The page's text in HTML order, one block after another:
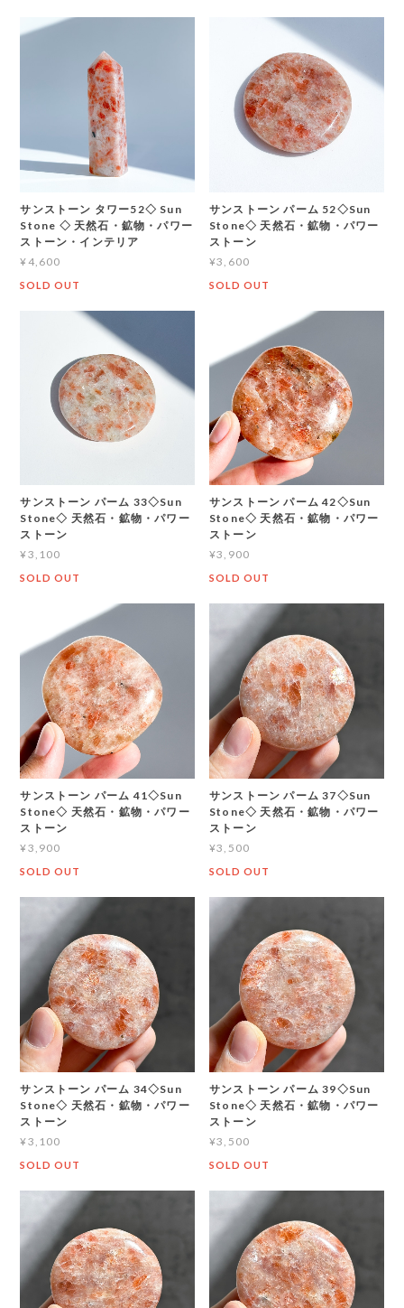
サンストーン タワー52◇ Sun
Stone ◇ 天然石・鉱物・パワー
ストーン・インテリア
¥4,600
SOLD OUT
サンストーン パーム 52◇Sun
Stone◇ 天然石・鉱物・パワー
ストーン
¥3,600
SOLD OUT
サンストーン パーム 33◇Sun
Stone◇ 天然石・鉱物・パワー
ストーン
¥3,100
SOLD OUT
サンストーン パーム 42◇Sun
Stone◇ 天然石・鉱物・パワー
ストーン
¥3,900
SOLD OUT
サンストーン パーム 41◇Sun
Stone◇ 天然石・鉱物・パワー
ストーン
¥3,900
SOLD OUT
サンストーン パーム 37◇Sun
Stone◇ 天然石・鉱物・パワー
ストーン
¥3,500
SOLD OUT
サンストーン パーム 34◇Sun
Stone◇ 天然石・鉱物・パワー
ストーン
¥3,100
SOLD OUT
サンストーン パーム 39◇Sun
Stone◇ 天然石・鉱物・パワー
ストーン
¥3,500
SOLD OUT